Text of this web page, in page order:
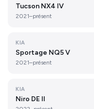
Tucson NX4 IV
2021–présent
KIA
Sportage NQ5 V
2021–présent
KIA
Niro DE II